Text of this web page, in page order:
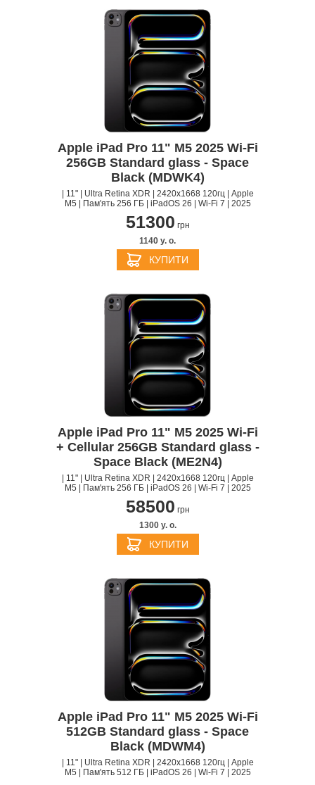
Apple iPad Pro 11" M5 2025 Wi-Fi
256GB Standard glass - Space
Black (MDWK4)
| 11" | Ultra Retina XDR | 2420x1668 120гц | Apple
M5 | Пам'ять 256 ГБ | iPadOS 26 | Wi-Fi 7 | 2025
51300 грн
1140 y. о.
КУПИТИ
Apple iPad Pro 11" M5 2025 Wi-Fi
+ Cellular 256GB Standard glass -
Space Black (ME2N4)
| 11" | Ultra Retina XDR | 2420x1668 120гц | Apple
M5 | Пам'ять 256 ГБ | iPadOS 26 | Wi-Fi 7 | 2025
58500 грн
1300 y. о.
КУПИТИ
Apple iPad Pro 11" M5 2025 Wi-Fi
512GB Standard glass - Space
Black (MDWM4)
| 11" | Ultra Retina XDR | 2420x1668 120гц | Apple
M5 | Пам'ять 512 ГБ | iPadOS 26 | Wi-Fi 7 | 2025